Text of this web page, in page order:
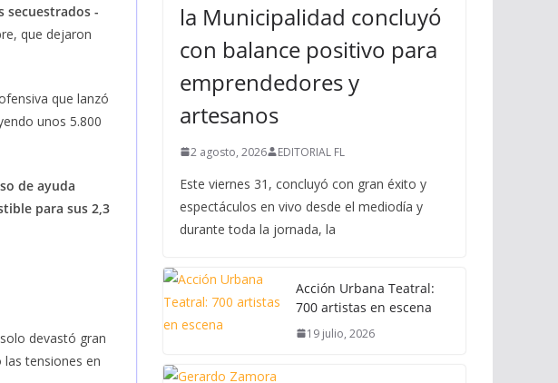
secuestrados -
que dejaron
que lanzó
unos 5.800
de ayuda
para sus 2,3
devastó gran
tensiones en
la Municipalidad concluyó
con balance positivo para
emprendedores y
artesanos
2 agosto, 2026 EDITORIAL FL
Este viernes 31, concluyó con gran éxito y
espectáculos en vivo desde el mediodía y
durante toda la jornada, la
Acción Urbana Teatral:
700 artistas en escena
19 julio, 2026